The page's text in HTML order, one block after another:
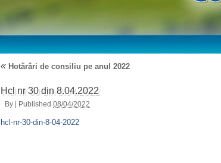
« Hotărâri de consiliu pe anul 2022
Hcl nr 30 din 8.04.2022
By | Published 08/04/2022
hcl-nr-30-din-8-04-2022